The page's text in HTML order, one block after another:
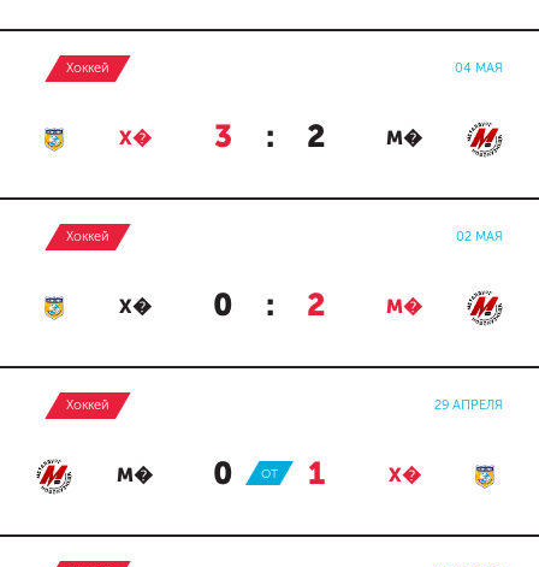
Хоккей 04 МАЯ
Х� 3 : 2 М�
Хоккей 02 МАЯ
Х� 0 : 2 М�
Хоккей 29 АПРЕЛЯ
М� 0 : 1 Х�
ОТ